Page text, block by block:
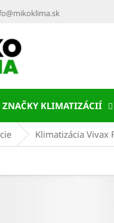
ZNAČKY KLIMATIZÁCIÍ
Klimatizácia Vivax